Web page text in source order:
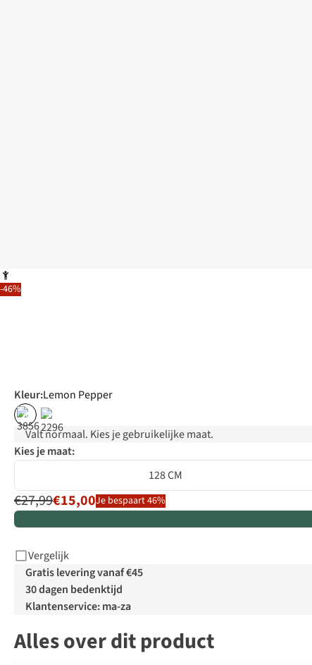
-46%
Kleur:Lemon Pepper
% %
Valt normaal. Kies je gebruikelijke maat.
Kies je maat:
128 CM
€27,99€15,00Je bespaart 46%
Vergelijk
Gratis levering vanaf €45
30 dagen bedenktijd
Klantenservice: ma-za
Alles over dit product